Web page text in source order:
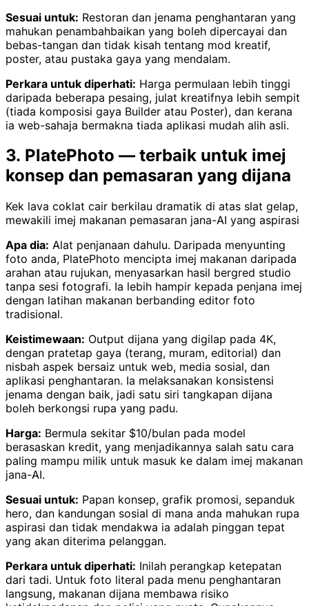
Sesuai untuk: Restoran dan jenama penghantaran yang
mahukan penambahbaikan yang boleh dipercayai dan
bebas-tangan dan tidak kisah tentang mod kreatif,
poster, atau pustaka gaya yang mendalam.
Perkara untuk diperhati: Harga permulaan lebih tinggi
daripada beberapa pesaing, julat kreatifnya lebih sempit
(tiada komposisi gaya Builder atau Poster), dan kerana
ia web-sahaja bermakna tiada aplikasi mudah alih asli.
3. PlatePhoto — terbaik untuk imej
konsep dan pemasaran yang dijana
Kek lava coklat cair berkilau dramatik di atas slat gelap,
mewakili imej makanan pemasaran jana-AI yang aspirasi
Apa dia: Alat penjanaan dahulu. Daripada menyunting
foto anda, PlatePhoto mencipta imej makanan daripada
arahan atau rujukan, menyasarkan hasil bergred studio
tanpa sesi fotografi. Ia lebih hampir kepada penjana imej
dengan latihan makanan berbanding editor foto
tradisional.
Keistimewaan: Output dijana yang digilap pada 4K,
dengan pratetap gaya (terang, muram, editorial) dan
nisbah aspek bersaiz untuk web, media sosial, dan
aplikasi penghantaran. Ia melaksanakan konsistensi
jenama dengan baik, jadi satu siri tangkapan dijana
boleh berkongsi rupa yang padu.
Harga: Bermula sekitar $10/bulan pada model
berasaskan kredit, yang menjadikannya salah satu cara
paling mampu milik untuk masuk ke dalam imej makanan
jana-AI.
Sesuai untuk: Papan konsep, grafik promosi, sepanduk
hero, dan kandungan sosial di mana anda mahukan rupa
aspirasi dan tidak mendakwa ia adalah pinggan tepat
yang akan diterima pelanggan.
Perkara untuk diperhati: Inilah perangkap ketepatan
dari tadi. Untuk foto literal pada menu penghantaran
langsung, makanan dijana membawa risiko